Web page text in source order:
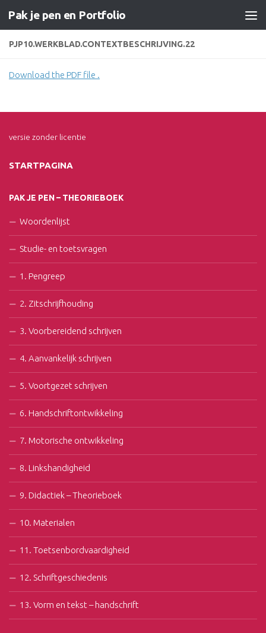
Doorgaan naar inhoud
Pak je pen en Portfolio
PJP10.WERKBLAD.CONTEXTBESCHRIJVING.22
Download the PDF file .
versie zonder licentie
STARTPAGINA
PAK JE PEN – THEORIEBOEK
Woordenlijst
Studie- en toetsvragen
1. Pengreep
2. Zitschrijfhouding
3. Voorbereidend schrijven
4. Aanvankelijk schrijven
5. Voortgezet schrijven
6. Handschriftontwikkeling
7. Motorische ontwikkeling
8. Linkshandigheid
9. Didactiek – Theorieboek
10. Materialen
11. Toetsenbordvaardigheid
12. Schriftgeschiedenis
13. Vorm en tekst – handschrift